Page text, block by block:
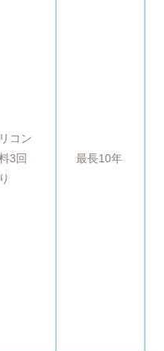
コン
3回
最長10年